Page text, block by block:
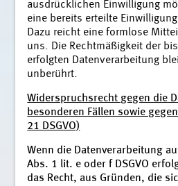
ausdrücklichen Einwilligung
eine bereits erteilte
Dazu reicht eine formlose
uns. Die Rechtmäßigkeit der
erfolgten Datenverarbeitung
unberührt.
Widerspruchsrecht gegen die
besonderen Fällen sowie
21 DSGVO)
Wenn die Datenverarbeitung
Abs. 1 lit. e oder f DSGVO
das Recht, aus Gründen, die